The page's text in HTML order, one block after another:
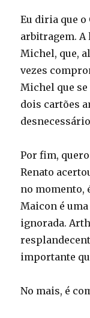
Eu diria que
arbitragem.
Michel, que,
vezes
Michel que
dois cartões
Por fim,
Renato
no momento,
Maicon é
ignorada.
importante
No mais, é